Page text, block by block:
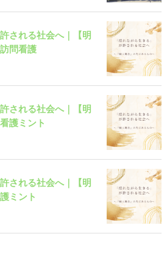
される社会へ｜【明
問看護
される社会へ｜【明
護ミント
される社会へ｜【明
ミント